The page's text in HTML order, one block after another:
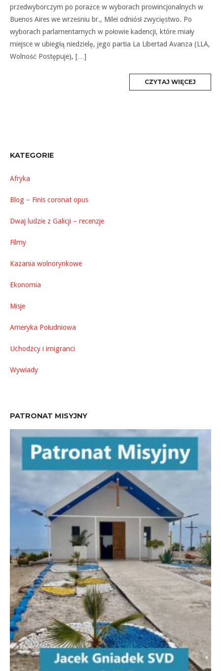
przedwyborczym po porażce w wyborach prowincjonalnych w
Buenos Aires we wrześniu br., Milei odniósł zwycięstwo. Po
wyborach parlamentarnych w połowie kadencji, które miały
miejsce w ubiegłą niedzielę, jego partia La Libertad Avanza (LLA,
Wolność Postępuje), […]
CZYTAJ WIĘCEJ
KATEGORIE
Afryka
Blog – Finis coronat opus
Dwaj ludzie z Galicji – recenzje
Filmy
Kazania wolnorynkowe
Ekonomia
Misje
Ameryka Południowa
Uchodźcy i imigranci
Wywiady
PATRONAT MISYJNY